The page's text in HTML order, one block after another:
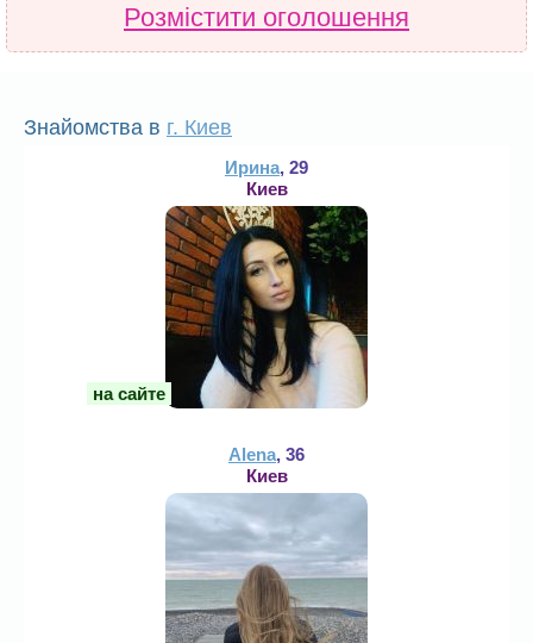
Розмістити оголошення
Знайомства в г. Киев
Ирина, 29
Киев
на сайте
Alena, 36
Киев